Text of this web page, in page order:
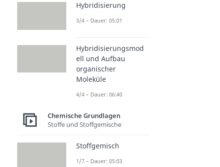
Hybridisierung
3/4 – Dauer: 05:01
Hybridisierungsmod
ell und Aufbau
organischer
Moleküle
4/4 – Dauer: 06:40
Chemische Grundlagen
Stoffe und Stoffgemische
Stoffgemisch
1/7 – Dauer: 05:03